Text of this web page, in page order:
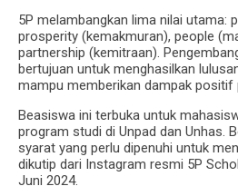
5P melambangkan lima nilai utama:
prosperity (kemakmuran), people
partnership (kemitraan).
bertujuan untuk menghasilkan
mampu memberikan dampak positif
Beasiswa ini terbuka untuk
program studi di Unpad dan Unhas.
syarat yang perlu dipenuhi untuk
dikutip dari Instagram resmi 5P
Juni 2024.